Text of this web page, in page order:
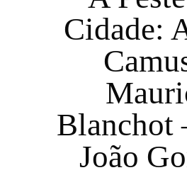
Cidade:
Blanchot
João